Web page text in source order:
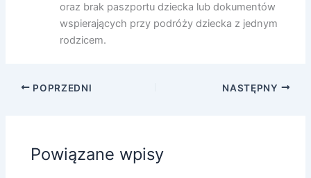
oraz brak paszportu dziecka lub dokumentów
wspierających przy podróży dziecka z jednym
rodzicem.
POPRZEDNI NASTĘPNY
Powiązane wpisy